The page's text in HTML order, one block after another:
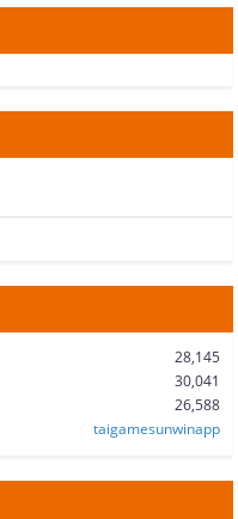
28,145
30,041
26,588
taigamesunwinapp